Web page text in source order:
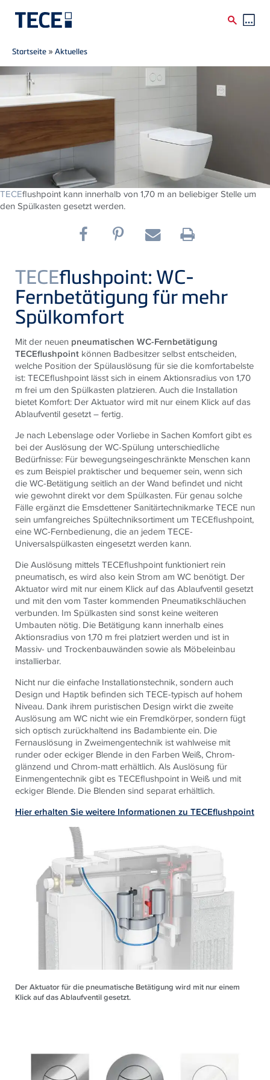
Direkt zum Inhalt
Breadcrumb
Startseite »Aktuelles
TECEflushpoint kann innerhalb von 1,70 m an beliebiger Stelle um
den Spülkasten gesetzt werden.
TECEflushpoint: WC-
Fernbetätigung für mehr
Spülkomfort
Mit der neuen pneumatischen WC-Fernbetätigung
TECEflushpoint können Badbesitzer selbst entscheiden,
welche Position der Spülauslösung für sie die komfortabelste
ist:TECEflushpoint lässt sich in einem Aktionsradius von 1,70
m frei um den Spülkasten platzieren. Auch die Installation
bietet Komfort: Der Aktuator wird mit nur einem Klick auf das
Ablaufventil gesetzt – fertig.
Je nach Lebenslage oder Vorliebe in Sachen Komfort gibt es
bei der Auslösung der WC-Spülung unterschiedliche
Bedürfnisse: Für bewegungseingeschränkte Menschen kann
es zum Beispiel praktischer und bequemer sein, wenn sich
die WC-Betätigung seitlich an der Wand befindet und nicht
wie gewohnt direkt vor dem Spülkasten. Für genau solche
Fälle ergänzt die Emsdettener SanitärtechnikmarkeTECE nun
sein umfangreiches Spültechniksortiment um TECEflushpoint,
eine WC-Fernbedienung, die an jedem TECE-
Universalspülkasten eingesetzt werden kann.
Die Auslösung mittelsTECEflushpoint funktioniert rein
pneumatisch, es wird also kein Strom am WC benötigt. Der
Aktuator wird mit nur einem Klick auf das Ablaufventil gesetzt
und mit den vom Taster kommenden Pneumatikschläuchen
verbunden. Im Spülkasten sind sonst keine weiteren
Umbauten nötig. Die Betätigung kann innerhalb eines
Aktionsradius von 1,70 m frei platziert werden und ist in
Massiv- und Trockenbauwänden sowie als Möbeleinbau
installierbar.
Nicht nur die einfache Installationstechnik, sondern auch
Design und Haptik befinden sichTECE-typisch auf hohem
Niveau. Dank ihrem puristischen Design wirkt die zweite
Auslösung am WC nicht wie ein Fremdkörper, sondern fügt
sich optisch zurückhaltend ins Badambiente ein. Die
Fernauslösung in Zweimengentechnik ist wahlweise mit
runder oder eckiger Blende in den Farben Weiß, Chrom-
glänzend und Chrom-matt erhältlich. Als Auslösung für
Einmengentechnik gibt esTECEflushpoint in Weiß und mit
eckiger Blende. Die Blenden sind separat erhältlich.
Hier erhalten Sie weitere Informationen zu TECEflushpoint
Der Aktuator für die pneumatische Betätigung wird mit nur einem
Klick auf das Ablaufventil gesetzt.